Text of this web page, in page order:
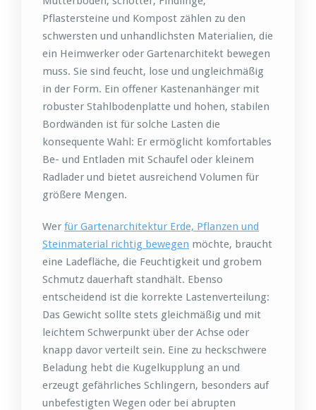
Pflastersteine und Kompost zählen zu den
schwersten und unhandlichsten Materialien, die
ein Heimwerker oder Gartenarchitekt bewegen
muss. Sie sind feucht, lose und ungleichmäßig
in der Form. Ein offener Kastenanhänger mit
robuster Stahlbodenplatte und hohen, stabilen
Bordwänden ist für solche Lasten die
konsequente Wahl: Er ermöglicht komfortables
Be- und Entladen mit Schaufel oder kleinem
Radlader und bietet ausreichend Volumen für
größere Mengen.
Wer für Gartenarchitektur Erde, Pflanzen und
Steinmaterial richtig bewegen möchte, braucht
eine Ladefläche, die Feuchtigkeit und grobem
Schmutz dauerhaft standhält. Ebenso
entscheidend ist die korrekte Lastenverteilung:
Das Gewicht sollte stets gleichmäßig und mit
leichtem Schwerpunkt über der Achse oder
knapp davor verteilt sein. Eine zu heckschwere
Beladung hebt die Kugelkupplung an und
erzeugt gefährliches Schlingern, besonders auf
unbefestigten Wegen oder bei abrupten